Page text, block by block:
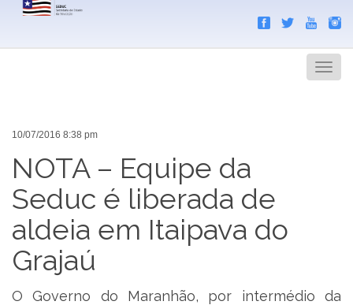
Menu
10/07/2016 8:38 pm
NOTA – Equipe da
Seduc é liberada de
aldeia em Itaipava do
Grajaú
O Governo do Maranhão, por intermédio da